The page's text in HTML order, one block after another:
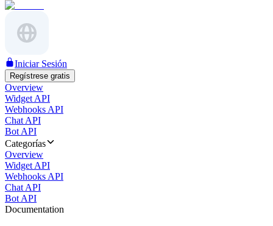
Iniciar Sesión
Regístrese gratis
Overview
Widget API
Webhooks API
Chat API
Bot API
Categorías
Overview
Widget API
Webhooks API
Chat API
Bot API
Documentation